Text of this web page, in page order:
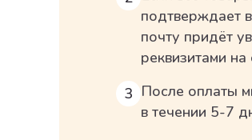
подтверждает
почту придёт
реквизитами на
3 После оплаты
в течении 5-7